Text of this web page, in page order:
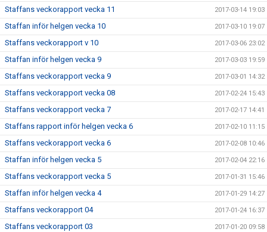
Staffans veckorapport vecka 11 2017-03-14 19:03
Staffan inför helgen vecka 10 2017-03-10 19:07
Staffans veckorapport v 10 2017-03-06 23:02
Staffan inför helgen vecka 9 2017-03-03 19:59
Staffans veckorapport vecka 9 2017-03-01 14:32
Staffans veckorapport vecka 08 2017-02-24 15:43
Staffans veckorapport vecka 7 2017-02-17 14:41
Staffans rapport inför helgen vecka 6 2017-02-10 11:15
Staffans veckorapport vecka 6 2017-02-08 10:46
Staffan inför helgen vecka 5 2017-02-04 22:16
Staffans veckorapport vecka 5 2017-01-31 15:46
Staffan inför helgen vecka 4 2017-01-29 14:27
Staffans veckorapport 04 2017-01-24 16:37
Staffans veckorapport 03 2017-01-20 09:58